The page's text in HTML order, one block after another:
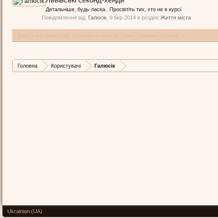
Детальніше, будь-ласка.. Просвітіть тих, хто не в курсі.
Повідомлення від: Галюсік 9 бер 2014 в розділі: Життя міста
Головна Користувачі Галюсік
Ukrainian (UA)